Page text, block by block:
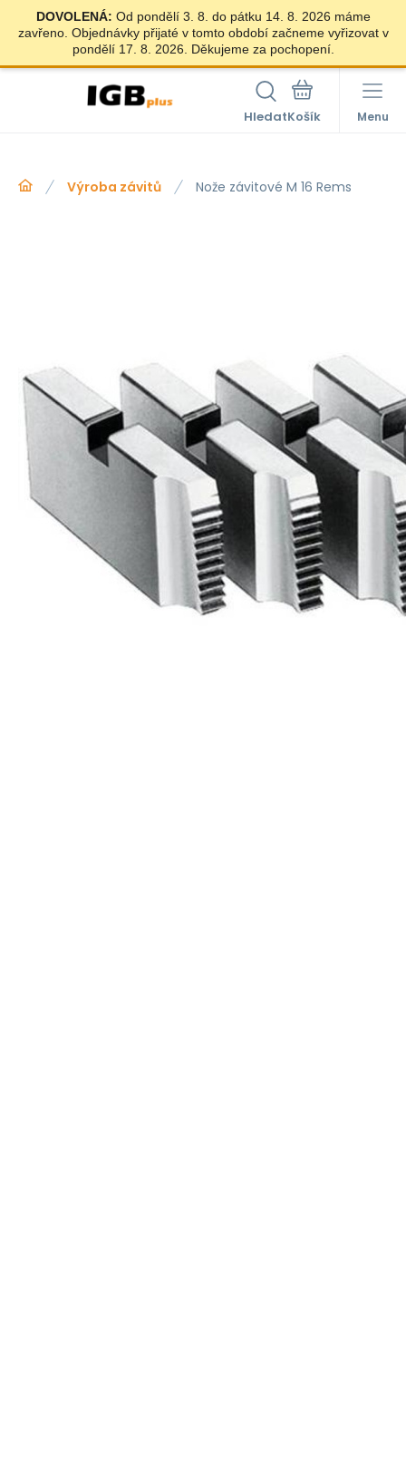
DOVOLENÁ: Od pondělí 3. 8. do pátku 14. 8. 2026 máme
zavřeno. Objednávky přijaté v tomto období začneme vyřizovat v
pondělí 17. 8. 2026. Děkujeme za pochopení.
Hledat Menu
Výroba závitů Nože závitové M 16 Rems